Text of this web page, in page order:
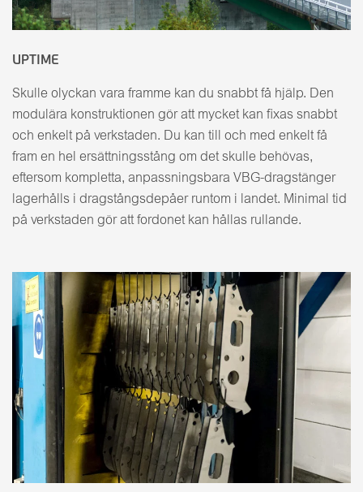
UPTIME
Skulle olyckan vara framme kan du snabbt få hjälp. Den
modulära konstruktionen gör att mycket kan fixas snabbt
och enkelt på verkstaden. Du kan till och med enkelt få
fram en hel ersättningsstång om det skulle behövas,
eftersom kompletta, anpassningsbara VBG-dragstänger
lagerhålls i dragstångsdepåer runtom i landet. Minimal tid
på verkstaden gör att fordonet kan hållas rullande.